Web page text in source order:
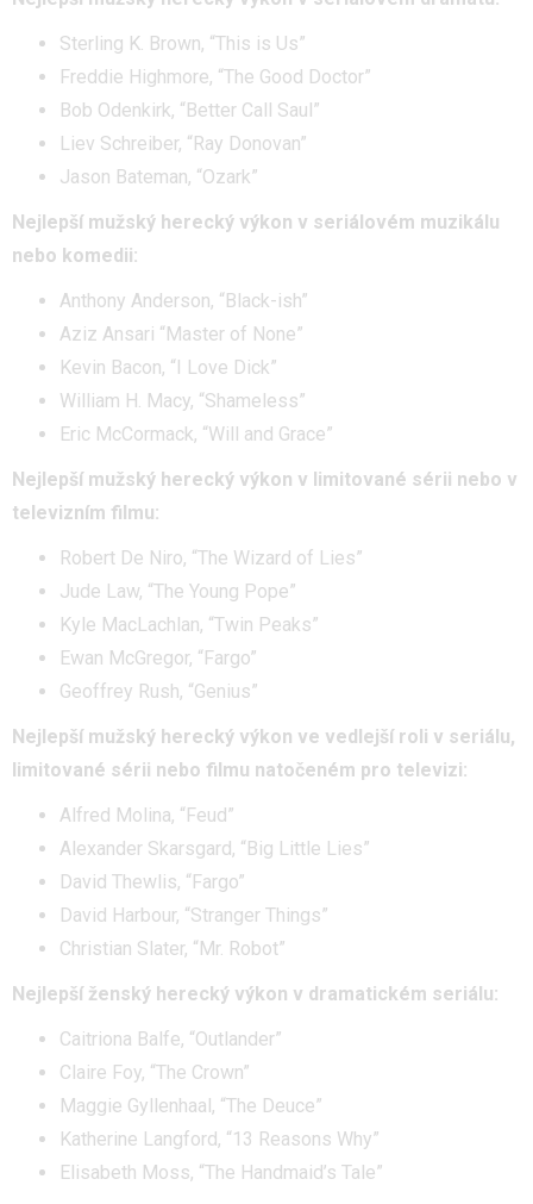
Sterling K. Brown, “This is Us”
Freddie Highmore, “The Good Doctor”
Bob Odenkirk, “Better Call Saul”
Liev Schreiber, “Ray Donovan”
Jason Bateman, “Ozark”
Nejlepší mužský herecký výkon v seriálovém muzikálu
nebo komedii:
Anthony Anderson, “Black-ish”
Aziz Ansari “Master of None”
Kevin Bacon, “I Love Dick”
William H. Macy, “Shameless”
Eric McCormack, “Will and Grace”
Nejlepší mužský herecký výkon v limitované sérii nebo v
televizním filmu:
Robert De Niro, “The Wizard of Lies”
Jude Law, “The Young Pope”
Kyle MacLachlan, “Twin Peaks”
Ewan McGregor, “Fargo”
Geoffrey Rush, “Genius”
Nejlepší mužský herecký výkon ve vedlejší roli v seriálu,
limitované sérii nebo filmu natočeném pro televizi:
Alfred Molina, “Feud”
Alexander Skarsgard, “Big Little Lies”
David Thewlis, “Fargo”
David Harbour, “Stranger Things”
Christian Slater, “Mr. Robot”
Nejlepší ženský herecký výkon v dramatickém seriálu:
Caitriona Balfe, “Outlander”
Claire Foy, “The Crown”
Maggie Gyllenhaal, “The Deuce”
Katherine Langford, “13 Reasons Why”
Elisabeth Moss, “The Handmaid’s Tale”